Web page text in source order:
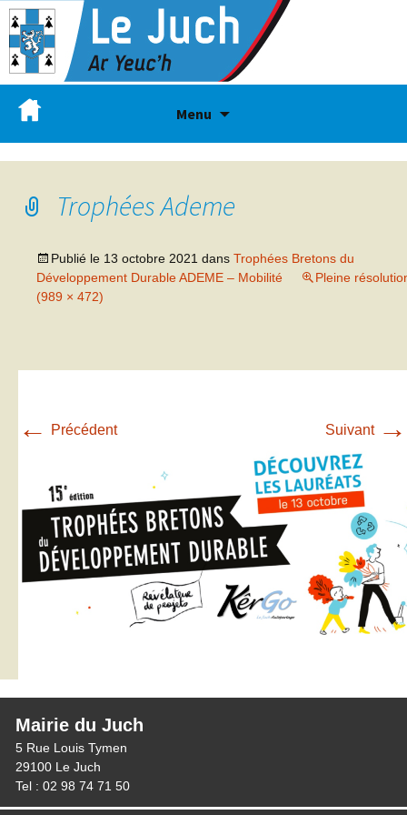
Menu
Trophées Ademe
Publié le 13 octobre 2021 dans Trophées Bretons du
Développement Durable ADEME – Mobilité
Pleine
(989 × 472)
← Précédent Suivant →
Mairie du Juch
5 Rue Louis Tymen
29100 Le Juch
Tel : 02 98 74 71 50